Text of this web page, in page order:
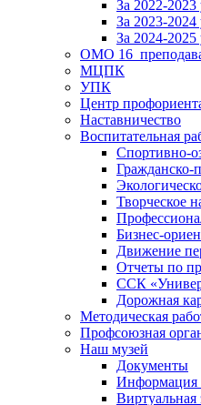
За 2022-
За 2023-
За 2024-
ОМО
МЦПК
УПК
Центр
Наставничество
Воспитательная
Спортивно-
Гражданско-
Творческое
Бизнес-
Движение
Отчеты по
ССК
Дорожная
Методическая
Профсоюзная
Наш музей
Документы
Информация